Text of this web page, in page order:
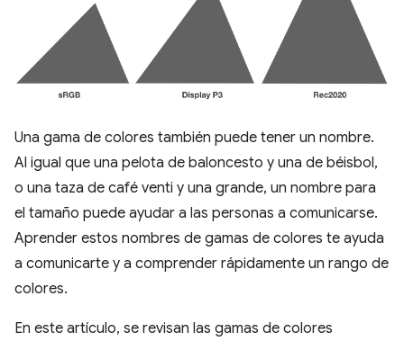
Una gama de colores también puede tener un nombre.
Al igual que una pelota de baloncesto y una de béisbol,
o una taza de café venti y una grande, un nombre para
el tamaño puede ayudar a las personas a comunicarse.
Aprender estos nombres de gamas de colores te ayuda
a comunicarte y a comprender rápidamente un rango de
colores.
En este artículo, se revisan las gamas de colores